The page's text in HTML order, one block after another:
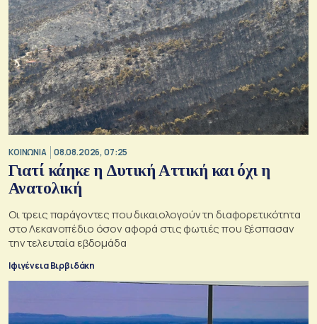
ΚΟΙΝΩΝΙΑ 08.08.2026, 07:25
Γιατί κάηκε η Δυτική Αττική και όχι η
Ανατολική
Oι τρεις παράγοντες που δικαιολογούν τη διαφορετικότητα
στο Λεκανοπέδιο όσον αφορά στις φωτιές που ξέσπασαν
την τελευταία εβδομάδα
Ιφιγένεια Βιρβιδάκη